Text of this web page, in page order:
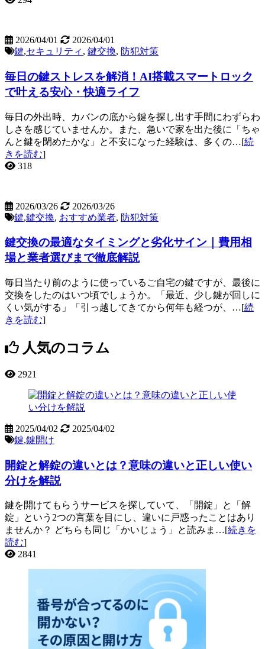
2026/04/01
2026/04/01
鍵,セキュリティ , 鍵交換, 防犯対策
毎日の鍵ストレスを解消！AI搭載スマートロック
で叶える安心・快適ライフ
毎日の外出時、カバンの底から鍵を探し出す手間にわずらわ
しさを感じていませんか。また、急いで家を出た後に「ちゃ
んと鍵を閉めたかな」と不安になった経験は、多くの…[続
きを読む]
318
2026/03/26
2026/03/26
鍵,鍵交換, おすすめ業者, 防犯対策
鍵交換の最適なタイミングと劣化サイン｜費用相
場と業者選びまで徹底解説
毎日当たり前のように使っているご自宅の鍵ですが、最後に
交換をしたのはいつ頃でしょうか。「最近、少し鍵が回しに
くい気がする」「引っ越してきてから何年も経つが、…[続
きを読む]
人気のコラム
2921
2025/04/02
2025/04/02
鍵,鍵開け
開錠と解錠の違いとは？意味の違いと正しい使い
分けを解説
鍵を開けてもらうサービスを探していて、「開錠」と「解
錠」という2つの言葉を目にし、違いに戸惑ったことはあり
ませんか？ どちらも同じ「かいじょう」と読みま…[続きを
読む]
2841